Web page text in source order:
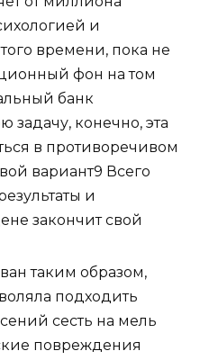
и
времени, пока не
фон на том
банк
задачу, конечно, эта
в противоречивом
вариант9 Всего
и
закончит свой
таким образом,
подходить
сесть на мель
повреждения